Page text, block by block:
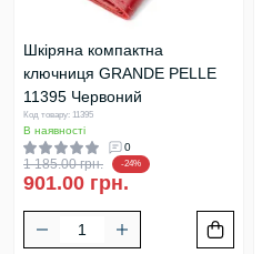
Шкіряна компактна
ключниця GRANDE PELLE
11395 Червоний
Код товару: 11395
В наявності
0
1 185.00 грн. -24%
901.00 грн.